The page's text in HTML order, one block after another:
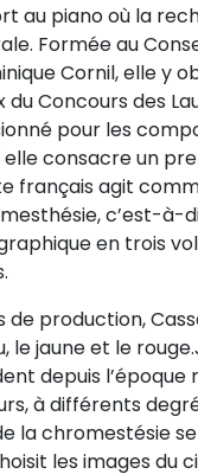
au piano où la
Formée au
Cornil, elle
Concours des
pour les
consacre un
français agit
c’est-à-
en trois
de production,
jaune et le
depuis
à différents
la chromestésie
les images du